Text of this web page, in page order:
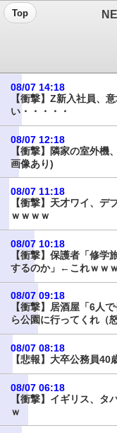
Top
08/07 14:18
【衝撃】Z新入社員、
い・・・・・
08/07 12:18
【衝撃】隣家の室外
画像あり)
08/07 11:18
【衝撃】天才ワイ、デ
ｗｗｗｗ
08/07 10:18
【衝撃】保護者「修学
するのか」←これｗｗ
08/07 09:18
【衝撃】居酒屋「6人
ら公園に行ってくれ
08/07 08:18
【悲報】大卒公務員40
08/07 06:18
【衝撃】イギリス、タ
ｗ